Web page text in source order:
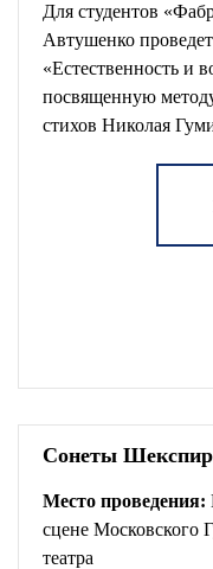
Для студентов
Автушенко
«Естественность и
посвященную
стихов Николая
Сонеты
Место проведения:
сцене Московского
театра